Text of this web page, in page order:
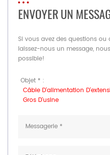
ENVOYER UN
Si vous avez des questions
laissez-nous un message,
possible!
Objet * :
Câble D'alimentation
Gros D'usine